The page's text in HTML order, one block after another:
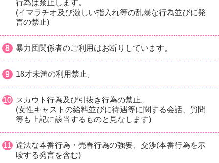
行為は禁止します。
(イマラチオ及び激しい指入れ等の乱暴な行為並びに発
言の禁止)
暴力団関係者のご利用はお断りしています。
18才未満の利用禁止。
スカウト行為及び引抜き行為の禁止。
(女性キャストの給料並びに待遇等に関する会話、質問
等も上記に該当するものと見なします)
違法な本番行為・売春行為の強要、交渉(本番行為を示
唆する発言を含む)